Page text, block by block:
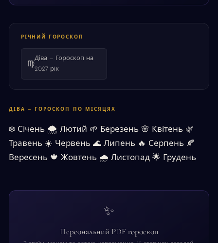
РІЧНИЙ ГОРОСКОП
♍
Діва — Гороскоп на
2027 рік
ДІВА — ГОРОСКОП ПО МІСЯЦЯХ
❄️ Січень 🌨 Лютий 🌱 Березень 🌸 Квітень 🌿
Травень ☀️ Червень 🌊 Липень 🔥 Серпень 🍂
Вересень 🍁 Жовтень 🌧 Листопад 🌟 Грудень
✨
Персональний PDF гороскоп